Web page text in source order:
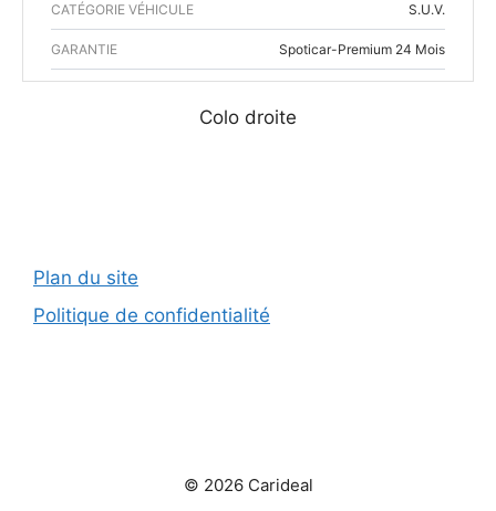
CATÉGORIE VÉHICULE S.U.V.
GARANTIE Spoticar-Premium 24 Mois
Colo droite
Plan du site
Politique de confidentialité
© 2026 Carideal